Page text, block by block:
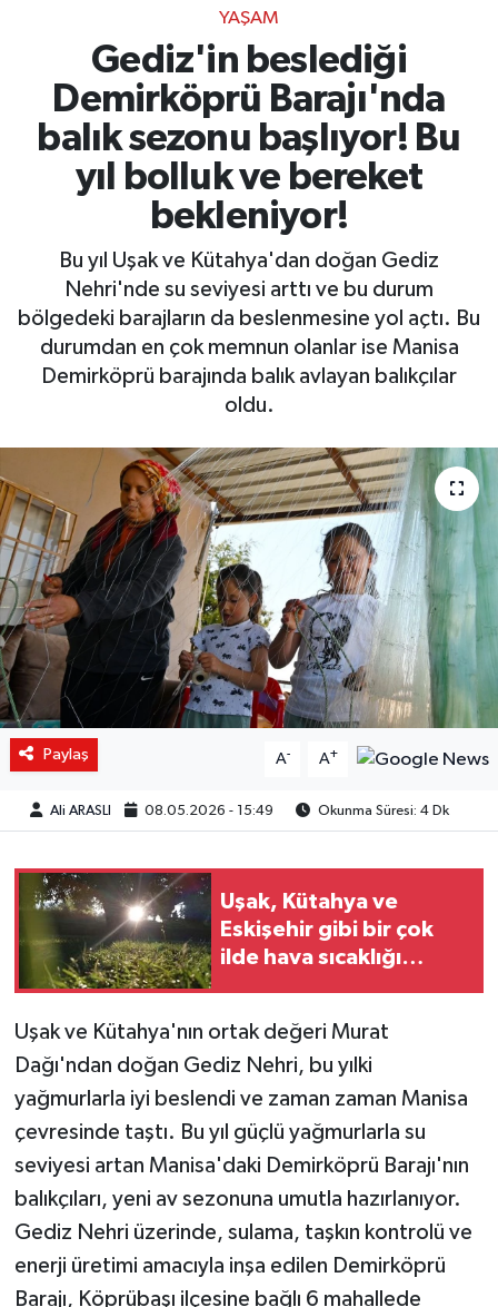
YAŞAM
Gediz'in beslediği
Demirköprü Barajı'nda
balık sezonu başlıyor! Bu
yıl bolluk ve bereket
bekleniyor!
Bu yıl Uşak ve Kütahya'dan doğan Gediz
Nehri'nde su seviyesi arttı ve bu durum
bölgedeki barajların da beslenmesine yol açtı. Bu
durumdan en çok memnun olanlar ise Manisa
Demirköprü barajında balık avlayan balıkçılar
oldu.
Paylaş A- A+
Ali ARASLI 08.05.2026 - 15:49 Okunma Süresi: 4 Dk
Uşak, Kütahya ve
Eskişehir gibi bir çok
ilde hava sıcaklığı
Uşak ve Kütahya'nın ortak değeri Murat
Dağı'ndan doğan Gediz Nehri, bu yılki
yağmurlarla iyi beslendi ve zaman zaman Manisa
çevresinde taştı. Bu yıl güçlü yağmurlarla su
seviyesi artan Manisa'daki Demirköprü Barajı'nın
balıkçıları, yeni av sezonuna umutla hazırlanıyor.
Gediz Nehri üzerinde, sulama, taşkın kontrolü ve
enerji üretimi amacıyla inşa edilen Demirköprü
Barajı, Köprübaşı ilçesine bağlı 6 mahallede